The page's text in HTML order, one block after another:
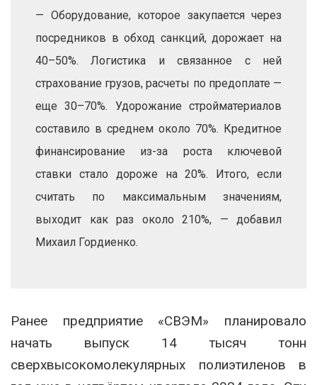
— Оборудование, которое закупается через
посредников в обход санкций, дорожает на
40–50%. Логистика и связанное с ней
страхование грузов, расчеты по предоплате —
еще 30–70%. Удорожание стройматериалов
составило в среднем около 70%. Кредитное
финансирование из-за роста ключевой
ставки стало дороже на 20%. Итого, если
считать по максимальным значениям,
выходит как раз около 210%, — добавил
Михаил Гордиенко.
Ранее предприятие «СВЭМ» планировало
начать выпуск 14 тысяч тонн
сверхвысокомолекулярных полиэтиленов в